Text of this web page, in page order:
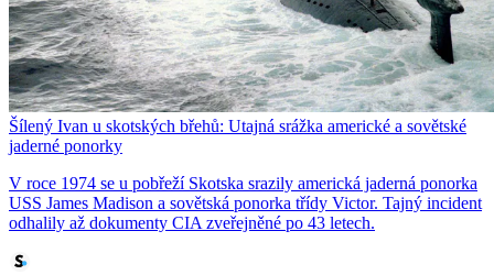
Šílený Ivan u skotských břehů: Utajná srážka americké a sovětské
jaderné ponorky
V roce 1974 se u pobřeží Skotska srazily americká jaderná ponorka
USS James Madison a sovětská ponorka třídy Victor. Tajný incident
odhalily až dokumenty CIA zveřejněné po 43 letech.